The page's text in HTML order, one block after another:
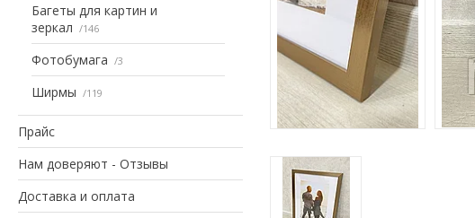
Багеты для картин и
зеркал
146
Фотобумага 3
Ширмы 119
Прайс
Нам доверяют - Отзывы
Доставка и оплата